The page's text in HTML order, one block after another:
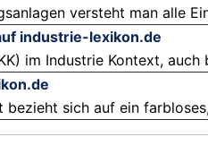
versteht man alle
industrie-lexikon.de
im Industrie Kontext,
sich auf ein